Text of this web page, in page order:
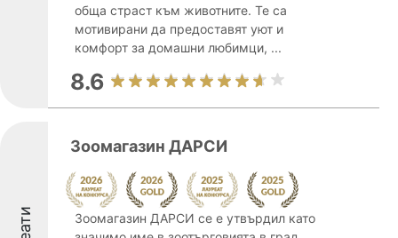
обща страст към животните. Те са
мотивирани да предоставят уют и
комфорт за домашни любимци, ...
8.6
Зоомагазин ДАРСИ
Зоомагазин ДАРСИ се e утвърдил като